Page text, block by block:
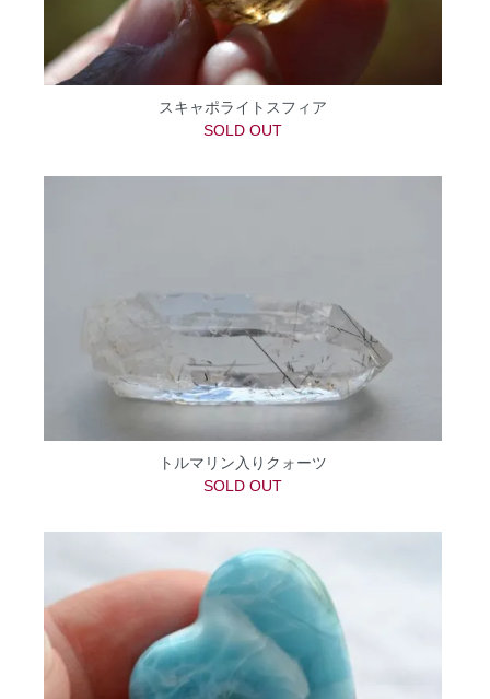
スキャポライトスフィア
SOLD OUT
トルマリン入りクォーツ
SOLD OUT